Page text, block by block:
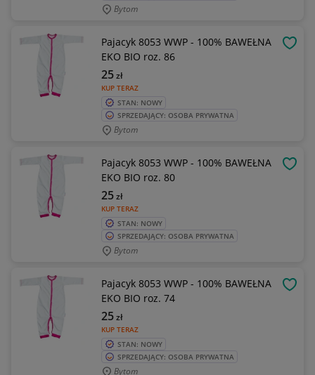
Bytom
Pajacyk 8053 WWP - 100% BAWEŁNA
EKO BIO roz. 86
KUP TERAZ
25zł
STAN: NOWY
SPRZEDAJĄCY: OSOBA PRYWATNA
Bytom
Pajacyk 8053 WWP - 100% BAWEŁNA
EKO BIO roz. 80
KUP TERAZ
25zł
STAN: NOWY
SPRZEDAJĄCY: OSOBA PRYWATNA
Bytom
Pajacyk 8053 WWP - 100% BAWEŁNA
EKO BIO roz. 74
KUP TERAZ
25zł
STAN: NOWY
SPRZEDAJĄCY: OSOBA PRYWATNA
Bytom